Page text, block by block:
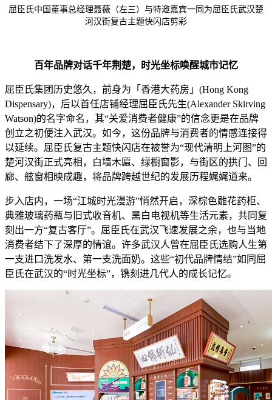
屈臣氏中国董事总经理聂薇（左三）与特邀嘉宾一同为屈臣氏武汉楚
河汉街复古主题快闪店剪彩
百年品牌对话千年荆楚， 时光坐标唤醒城市记忆
屈臣氏集团历史悠久，前身为「香港大药房」(Hong Kong
Dispensary)，后以首任店铺经理屈臣氏先生(Alexander Skirving
Watson)的名字命名，其“关爱消费者健康”的信念更是在品牌
创立之初便注入武汉。如今，这份品牌与消费者的情感连接得
以延续。屈臣氏复古主题快闪店在被誉为“现代清明上河图”的
楚河汉街正式亮相，白墙木匾、绿橱窗影，与街区的拱门、回
廊、舷窗相映成趣，将品牌跨越世纪的发展历程娓娓道来。
步入店内，一场“江城时光漫游”悄然开启，深棕色雕花药柜、
典雅玻璃药瓶与旧式收音机、黑白电视机等生活元素，共同复
刻出一方“复古客厅”。屈臣氏在武汉飞速发展之余，也与当地
消费者结下了深厚的情谊。许多武汉人曾在屈臣氏选购人生第
一支进口洗发水、第一支洗面奶。这些“初代品牌情结”如同屈
臣氏在武汉的“时光坐标”，镌刻进几代人的成长记忆。